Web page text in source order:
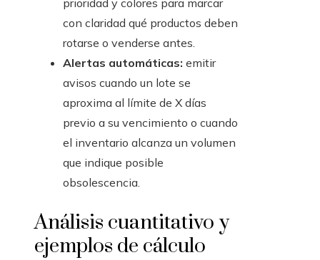
prioridad y colores para marcar
con claridad qué productos deben
rotarse o venderse antes.
Alertas automáticas: emitir
avisos cuando un lote se
aproxima al límite de X días
previo a su vencimiento o cuando
el inventario alcanza un volumen
que indique posible
obsolescencia.
Análisis cuantitativo y
ejemplos de cálculo